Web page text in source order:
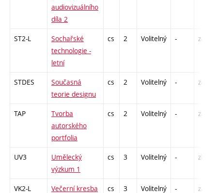
audiovizuálního
díla 2
ST2-L
Sochařské
technologie -
letní
cs 2 Volitelný - zá
STDES
Současná
teorie designu
cs 2 Volitelný - zá
TAP
Tvorba
autorského
portfolia
cs 2 Volitelný - zá
UV3
Umělecký
výzkum 1
cs 3 Volitelný - zk
VK2-L
Večerní kresba
cs 3 Volitelný - zá,zk